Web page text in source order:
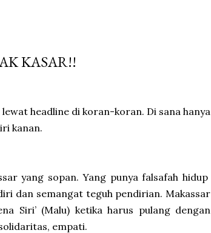
KASAR!!
headline di koran-koran. Di sana hanya
kanan.
yang sopan. Yang punya falsafah hidup
dan semangat teguh pendirian. Makassar
Siri’ (Malu) ketika harus pulang dengan
empati.